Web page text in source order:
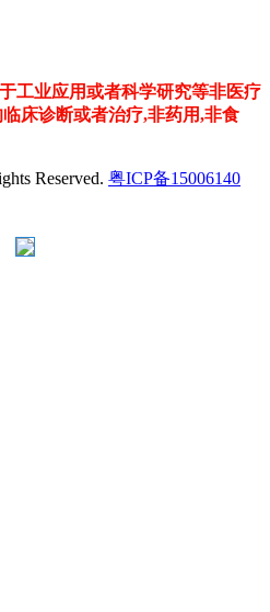
工业应用或者科学研究等非医疗
床诊断或者治疗,非药用,非食
Reserved. 粤ICP备15006140